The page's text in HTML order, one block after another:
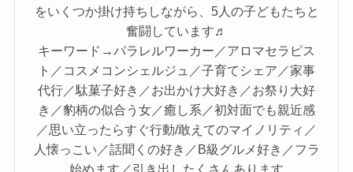
をいくつか掛け持ちしながら、5人の子どもたちと
奮闘しています♬
キーワード→パラレルワーカー／アロマセラピス
ト／コスメコンシェルジュ／子育てシェア／家事
代行／駄菓子好き／お出かけ大好き／お祭り大好
き／豹柄の似合う女／癒し系／初対面でも親近感
／思い立ったらすぐ行動/敢えてのマイノリティ／
人懐っこい／話聞くの好き／B級グルメ好き／フラ